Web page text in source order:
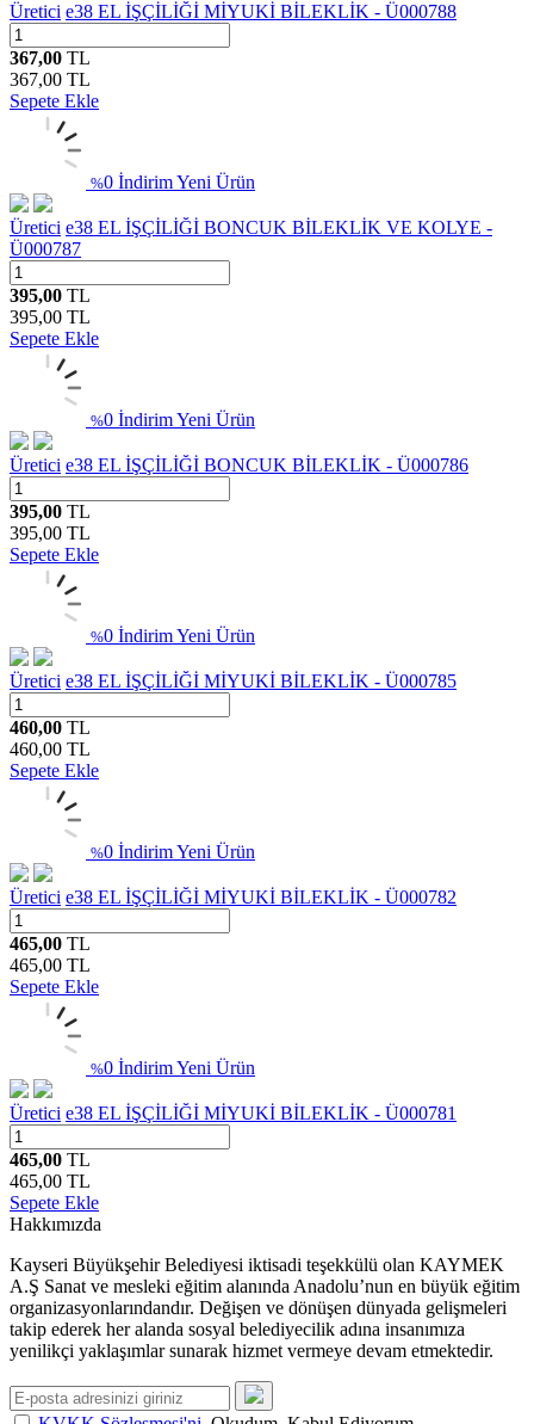
Üretici e38 EL İŞÇİLİĞİ MİYUKİ BİLEKLİK - Ü000788
367,00 TL
367,00 TL
Sepete Ekle
%0 İndirimYeni Ürün
Üretici e38 EL İŞÇİLİĞİ BONCUK BİLEKLİK VE KOLYE -
Ü000787
395,00 TL
395,00 TL
Sepete Ekle
%0 İndirimYeni Ürün
Üretici e38 EL İŞÇİLİĞİ BONCUK BİLEKLİK - Ü000786
395,00 TL
395,00 TL
Sepete Ekle
%0 İndirimYeni Ürün
Üretici e38 EL İŞÇİLİĞİ MİYUKİ BİLEKLİK - Ü000785
460,00 TL
460,00 TL
Sepete Ekle
%0 İndirimYeni Ürün
Üretici e38 EL İŞÇİLİĞİ MİYUKİ BİLEKLİK - Ü000782
465,00 TL
465,00 TL
Sepete Ekle
%0 İndirimYeni Ürün
Üretici e38 EL İŞÇİLİĞİ MİYUKİ BİLEKLİK - Ü000781
465,00 TL
465,00 TL
Sepete Ekle
Hakkımızda
Kayseri Büyükşehir Belediyesi iktisadi teşekkülü olan KAYMEK
A.Ş Sanat ve mesleki eğitim alanında Anadolu’nun en büyük eğitim
organizasyonlarındandır. Değişen ve dönüşen dünyada gelişmeleri
takip ederek her alanda sosyal belediyecilik adına insanımıza
yenilikçi yaklaşımlar sunarak hizmet vermeye devam etmektedir.